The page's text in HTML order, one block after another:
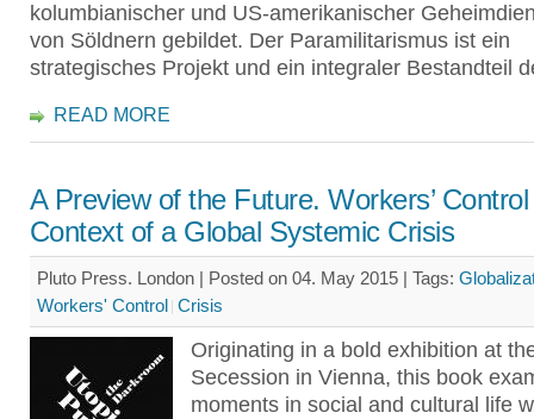
kolumbianischer und US-amerikanischer
von Söldnern gebildet. Der Paramilitarismus ist ein
strategisches Projekt und ein integraler Bestandteil
READ MORE
A Preview of the Future. Workers’
Context of a Global Systemic Crisis
Pluto Press. London | Posted on 04. May 2015 | Tags:
Workers' Control Crisis
Originating in a bold exhibition at
Secession in Vienna, this book
moments in social and cultural life